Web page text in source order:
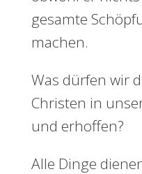
gesamte
machen.
Was dürfen wir
Christen in
und erhoffen?
Alle Dinge